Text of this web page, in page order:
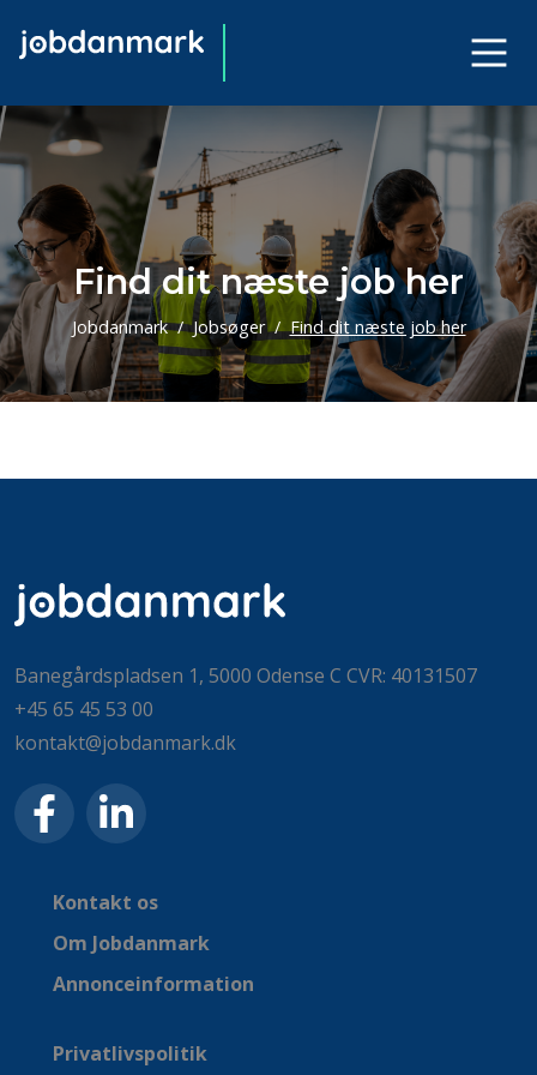
Find dit næste job her
Jobdanmark Jobsøger Find dit næste job her
Banegårdspladsen 1, 5000 Odense C CVR: 40131507
+45 65 45 53 00
kontakt@jobdanmark.dk
Kontakt os
Om Jobdanmark
Annonceinformation
Privatlivspolitik